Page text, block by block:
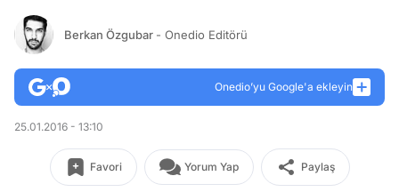
Berkan Özgubar - Onedio Editörü
Onedio’yu Google'a ekleyin
25.01.2016 - 13:10
Favori Yorum Yap Paylaş